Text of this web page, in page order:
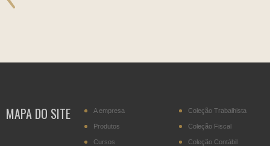
MAPA DO SITE A empresa
Produtos
Cursos
Coleção Trabalhista
Coleção Fiscal
Coleção Contábil